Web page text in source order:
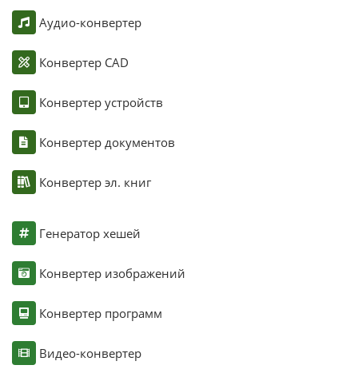
Аудио-конвертер
Конвертер CAD
Конвертер устройств
Конвертер документов
Конвертер эл. книг
Генератор хешей
Конвертер изображений
Конвертер программ
Видео-конвертер